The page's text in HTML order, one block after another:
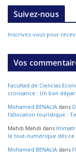
Suivez-nous
Inscrivez-vous pour
Vos
Facultad de Ciencias
croissance : Un bon
Mohamed BENALIA dans
l’allocation touristique :
Mahdi Mahdi dans
le tout-numérique dès ce
Mohamed BENALIA dans